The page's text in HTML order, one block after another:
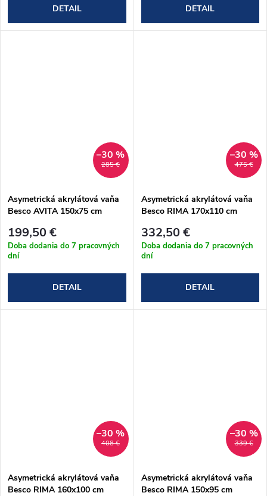
DETAIL DETAIL
285 €
–30 %
Asymetrická akrylátová vaňa
Besco AVITA 150x75 cm
199,50 €
Doba dodania do 7 pracovných
dní
DETAIL
475 €
–30 %
Asymetrická akrylátová vaňa
Besco RIMA 170x110 cm
332,50 €
Doba dodania do 7 pracovných
dní
DETAIL
408 €
–30 %
Asymetrická akrylátová vaňa
Besco RIMA 160x100 cm
339 €
–30 %
Asymetrická akrylátová vaňa
Besco RIMA 150x95 cm